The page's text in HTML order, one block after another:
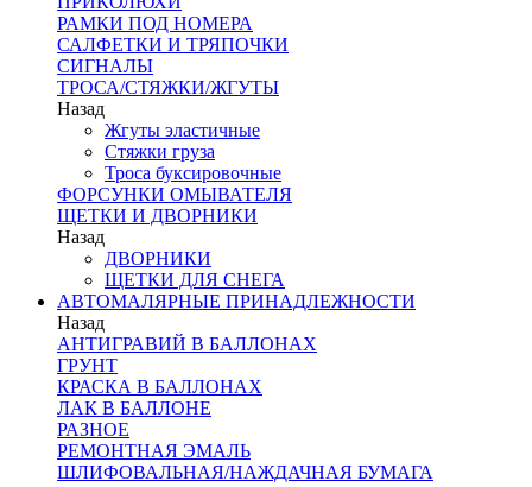
РАМКИ ПОД НОМЕРА
САЛФЕТКИ И ТРЯПОЧКИ
СИГНАЛЫ
ТРОСА/СТЯЖКИ/ЖГУТЫ
Назад
Жгуты эластичные
Стяжки груза
Троса буксировочные
ФОРСУНКИ ОМЫВАТЕЛЯ
ЩЕТКИ И ДВОРНИКИ
Назад
ДВОРНИКИ
ЩЕТКИ ДЛЯ СНЕГА
АВТОМАЛЯРНЫЕ ПРИНАДЛЕЖНОСТИ
Назад
АНТИГРАВИЙ В БАЛЛОНАХ
ГРУНТ
КРАСКА В БАЛЛОНАХ
ЛАК В БАЛЛОНЕ
РАЗНОЕ
РЕМОНТНАЯ ЭМАЛЬ
ШЛИФОВАЛЬНАЯ/НАЖДАЧНАЯ БУМАГА